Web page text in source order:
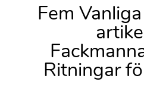
Fem
Ritningar